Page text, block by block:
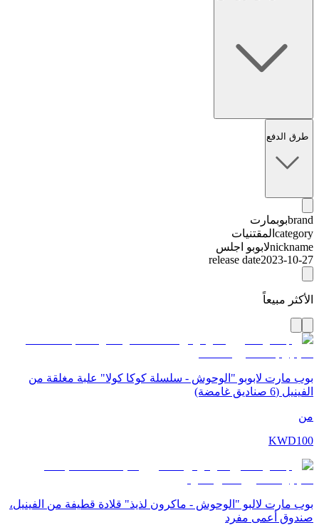
طرق الدفع
brandبوبمارت
category المقتنيات
nicknameلابوبو اجلس
release date2023-10-27
الأكثر مبيعاً
بوب مارت لابوبو "الوحوش - سلسلة كوكا كولا" علبة مغلقة من
الفينيل (6 صناديق غامضة)
من
KWD100
بوب مارت لالبو "الوحوش - ماكرون لذيذ" قلادة قطيفة من الفينيل،
صندوق أعمى مفرد